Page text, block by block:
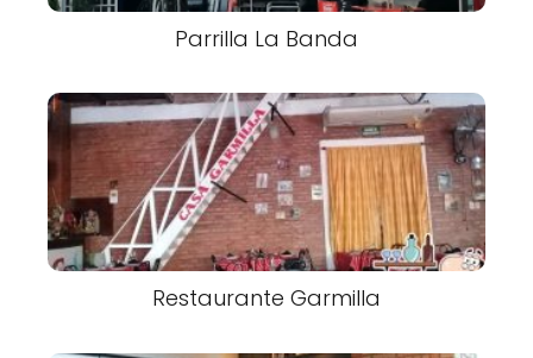
Parrilla La Banda
Restaurante Garmilla